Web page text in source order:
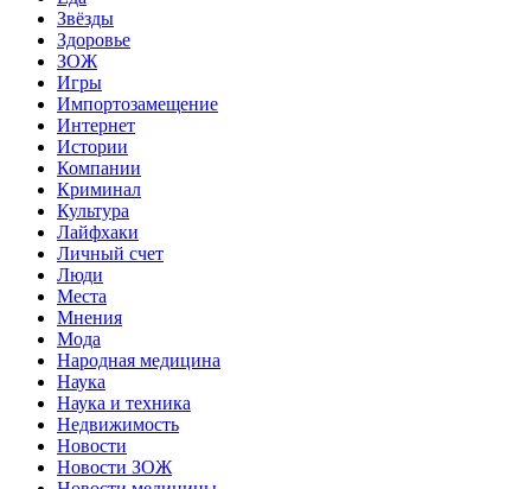
Звёзды
Здоровье
ЗОЖ
Игры
Импортозамещение
Интернет
Истории
Компании
Криминал
Культура
Лайфхаки
Личный счет
Люди
Места
Мнения
Мода
Народная медицина
Наука
Наука и техника
Недвижимость
Новости
Новости ЗОЖ